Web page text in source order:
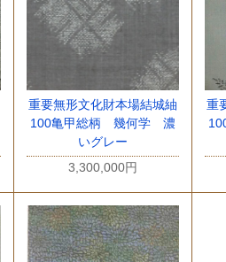
重要無形文化財本場結城紬
100亀甲総柄 幾何学 濃
いグレー
3,300,000円
重